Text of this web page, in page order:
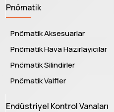
Pnömatik
Pnömatik Aksesuarlar
Pnömatik Hava Hazırlayıcılar
Pnömatik Silindirler
Pnömatik Valfler
Endüstriyel Kontrol Vanaları